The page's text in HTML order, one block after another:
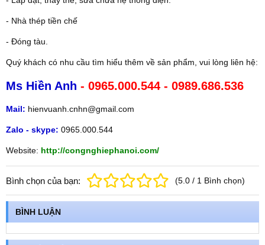
- Nhà thép tiền chế
- Đóng tàu.
Quý khách có nhu cầu tìm hiểu thêm về sản phẩm, vui lòng liên hệ:
Ms Hiền Anh - 0965.000.544 - 0989.686.536
Mail: hienvuanh.cnhn@gmail.com
Zalo - skype: 0965.000.544
Website: http://congnghiephanoi.com/
Bình chọn của bạn: (5.0 / 1 Bình chọn)
BÌNH LUẬN